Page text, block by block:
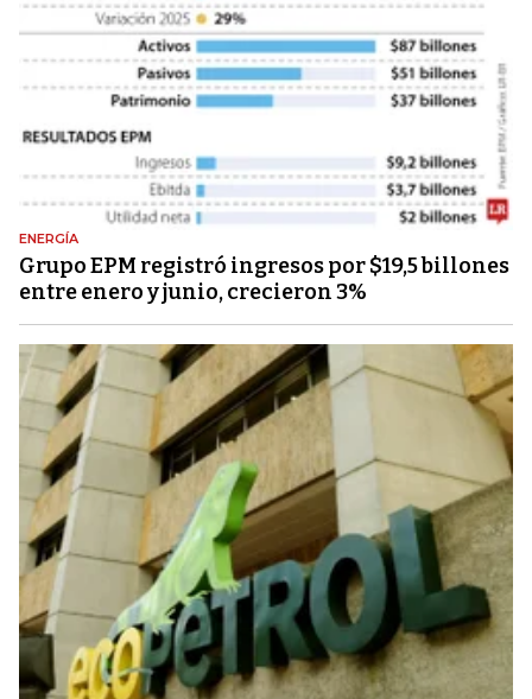
ENERGÍA
Grupo EPM registró ingresos por $19,5 billones
entre enero y junio, crecieron 3%